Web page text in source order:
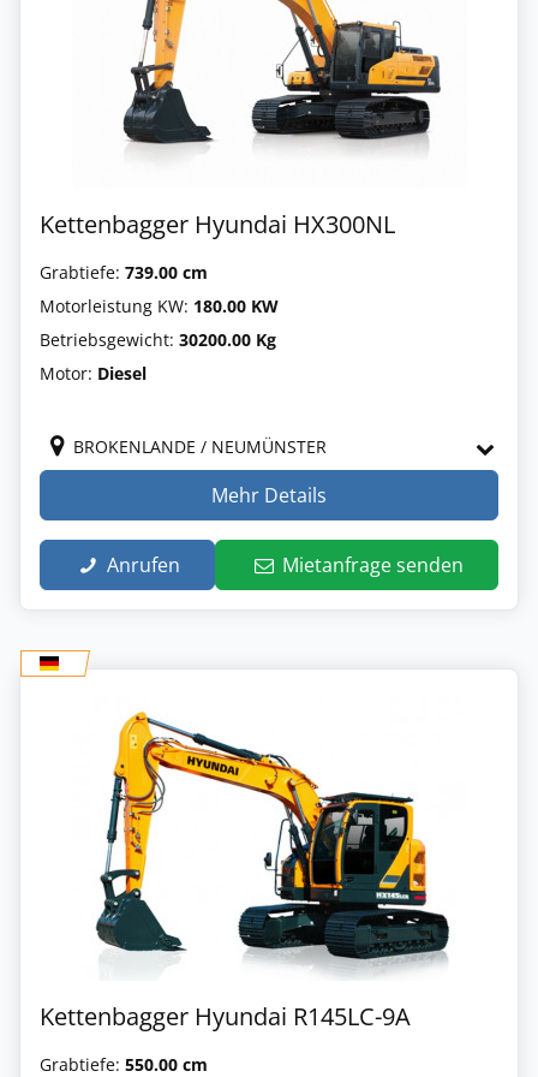
Kettenbagger Hyundai HX300NL
Grabtiefe: 739.00 cm
Motorleistung KW: 180.00 KW
Betriebsgewicht: 30200.00 Kg
Motor: Diesel
BROKENLANDE / NEUMÜNSTER
Mehr Details
Anrufen Mietanfrage senden
Kettenbagger Hyundai R145LC-9A
Grabtiefe: 550.00 cm